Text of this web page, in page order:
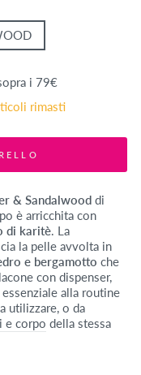
i 79€
rimasti
& Sandalwood di
è arricchita con
di karitè . La
la pelle avvolta in
e bergamotto che
con dispenser,
alla routine
utilizzare, o da
e corpo della stessa